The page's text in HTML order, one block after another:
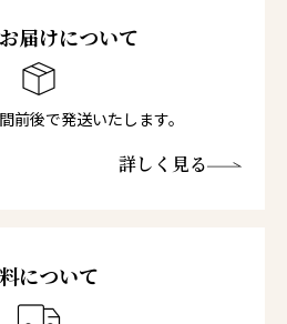
届けについて
前後で発送いたします。
詳しく見る
について